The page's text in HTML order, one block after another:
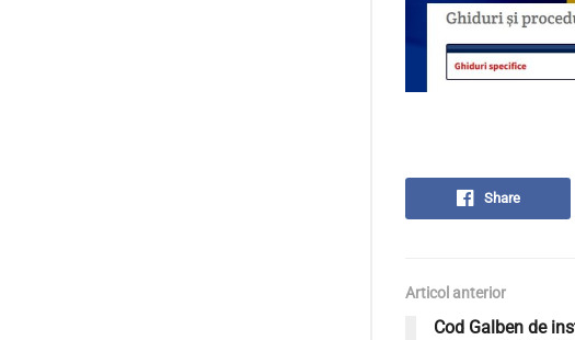
Share
Articol anterior
Cod Galben de